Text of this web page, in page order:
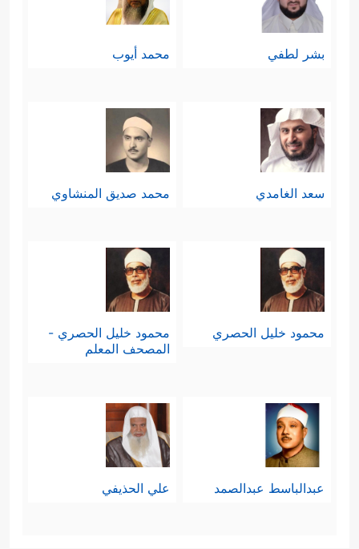
بشر لطفي محمد أيوب
سعد الغامدي محمد صديق المنشاوي
محمود خليل الحصري
محمود خليل الحصري -
المصحف المعلم
عبدالباسط عبدالصمد علي الحذيفي